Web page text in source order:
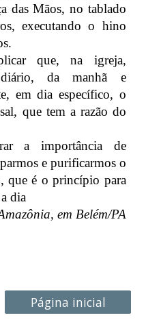
das Mãos, no tablado
executando o hino
que, na igreja,
da manhã e
em dia específico, o
que tem a razão do
a importância de
e purificarmos o
que é o princípio para
dia
em Belém/PA
Página inicial